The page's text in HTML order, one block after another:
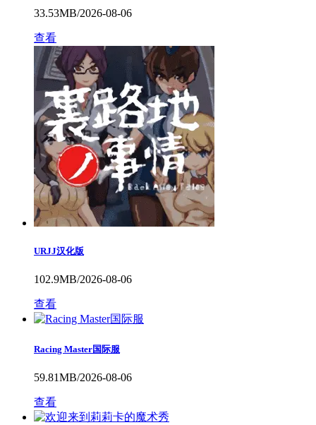
33.53MB/2026-08-06
查看
URJJ汉化版
102.9MB/2026-08-06
查看
Racing Master国际服
59.81MB/2026-08-06
查看